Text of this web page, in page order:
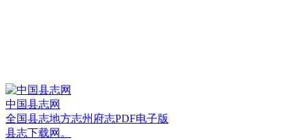
中国县志网
全国县志地方志州府志PDF电子版
县志下载网。